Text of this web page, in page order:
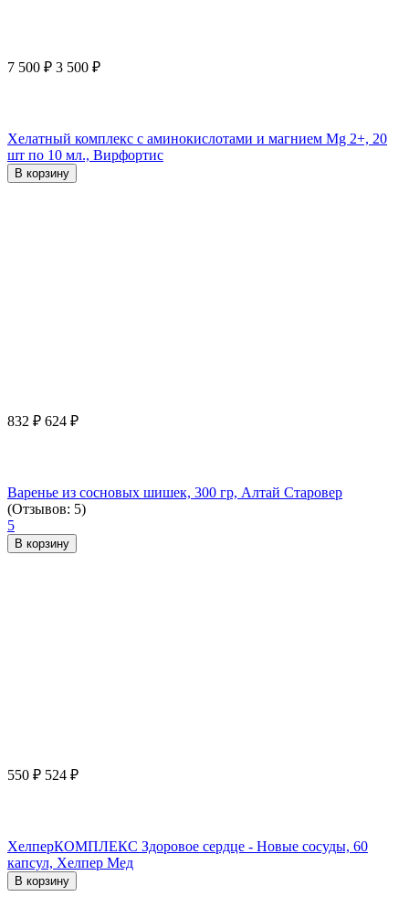
7 500 ₽ 3 500 ₽
Хелатный комплекс с аминокислотами и магнием Mg 2+, 20
шт по 10 мл., Вирфортис
В корзину
832 ₽ 624 ₽
Варенье из сосновых шишек, 300 гр, Алтай Старовер
(Отзывов: 5)
5
В корзину
550 ₽ 524 ₽
ХелперКОМПЛЕКС Здоровое сердце - Новые сосуды, 60
капсул, Хелпер Мед
В корзину